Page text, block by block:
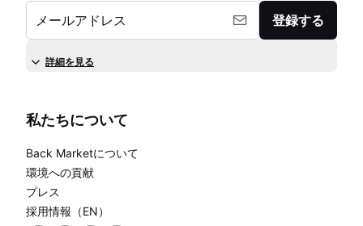
メールアドレス 登録する
詳細を見る
私たちについて
Back Marketについて
環境への貢献
プレス
採用情報（EN）